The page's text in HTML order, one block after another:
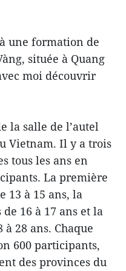
une formation de
située à Quang
moi découvrir
la salle de l’autel
Vietnam. Il y a trois
tous les ans en
La première
13 à 15 ans, la
16 à 17 ans et la
28 ans. Chaque
600 participants,
des provinces du